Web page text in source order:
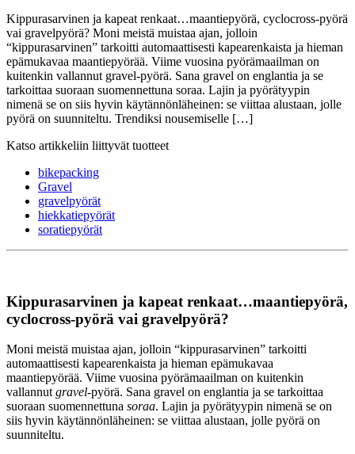
Kippurasarvinen ja kapeat renkaat…maantiepyörä, cyclocross-pyörä
vai gravelpyörä? Moni meistä muistaa ajan, jolloin
“kippurasarvinen” tarkoitti automaattisesti kapearenkaista ja hieman
epämukavaa maantiepyörää. Viime vuosina pyörämaailman on
kuitenkin vallannut gravel-pyörä. Sana gravel on englantia ja se
tarkoittaa suoraan suomennettuna soraa. Lajin ja pyörätyypin
nimenä se on siis hyvin käytännönläheinen: se viittaa alustaan, jolle
pyörä on suunniteltu. Trendiksi nousemiselle […]
Katso artikkeliin liittyvät tuotteet
bikepacking
Gravel
gravelpyörät
hiekkatiepyörät
soratiepyörät
Kippurasarvinen ja kapeat renkaat…maantiepyörä,
cyclocross-pyörä vai gravelpyörä?
Moni meistä muistaa ajan, jolloin “kippurasarvinen” tarkoitti
automaattisesti kapearenkaista ja hieman epämukavaa
maantiepyörää. Viime vuosina pyörämaailman on kuitenkin
vallannut gravel-pyörä. Sana gravel on englantia ja se tarkoittaa
suoraan suomennettuna soraa. Lajin ja pyörätyypin nimenä se on
siis hyvin käytännönläheinen: se viittaa alustaan, jolle pyörä on
suunniteltu.